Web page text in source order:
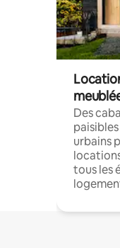
Des
urbains
tous les